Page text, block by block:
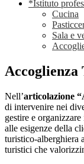
*Istituto
Cucina
Sala e
Accoglienza
Nell’articolazione
di intervenire nei
gestire e
alle esigenze della
turistico-alberghiera
turistici che